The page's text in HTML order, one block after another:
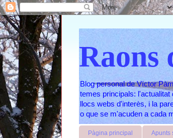
Raons
Blog personal de Víctor
temes principals: l'actualitat
llocs webs d'interès, i la
o que se m'acuden a cada
Pàgina principal Apunts